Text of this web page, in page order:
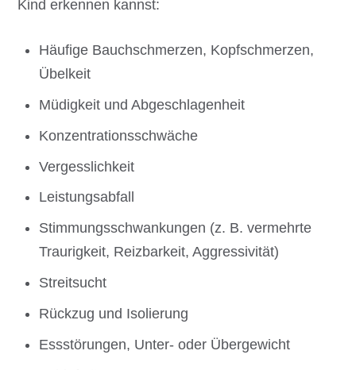
Kind erkennen kannst:
Häufige Bauchschmerzen, Kopfschmerzen,
Übelkeit
Müdigkeit und Abgeschlagenheit
Konzentrationsschwäche
Vergesslichkeit
Leistungsabfall
Stimmungsschwankungen (z. B. vermehrte
Traurigkeit, Reizbarkeit, Aggressivität)
Streitsucht
Rückzug und Isolierung
Essstörungen, Unter- oder Übergewicht